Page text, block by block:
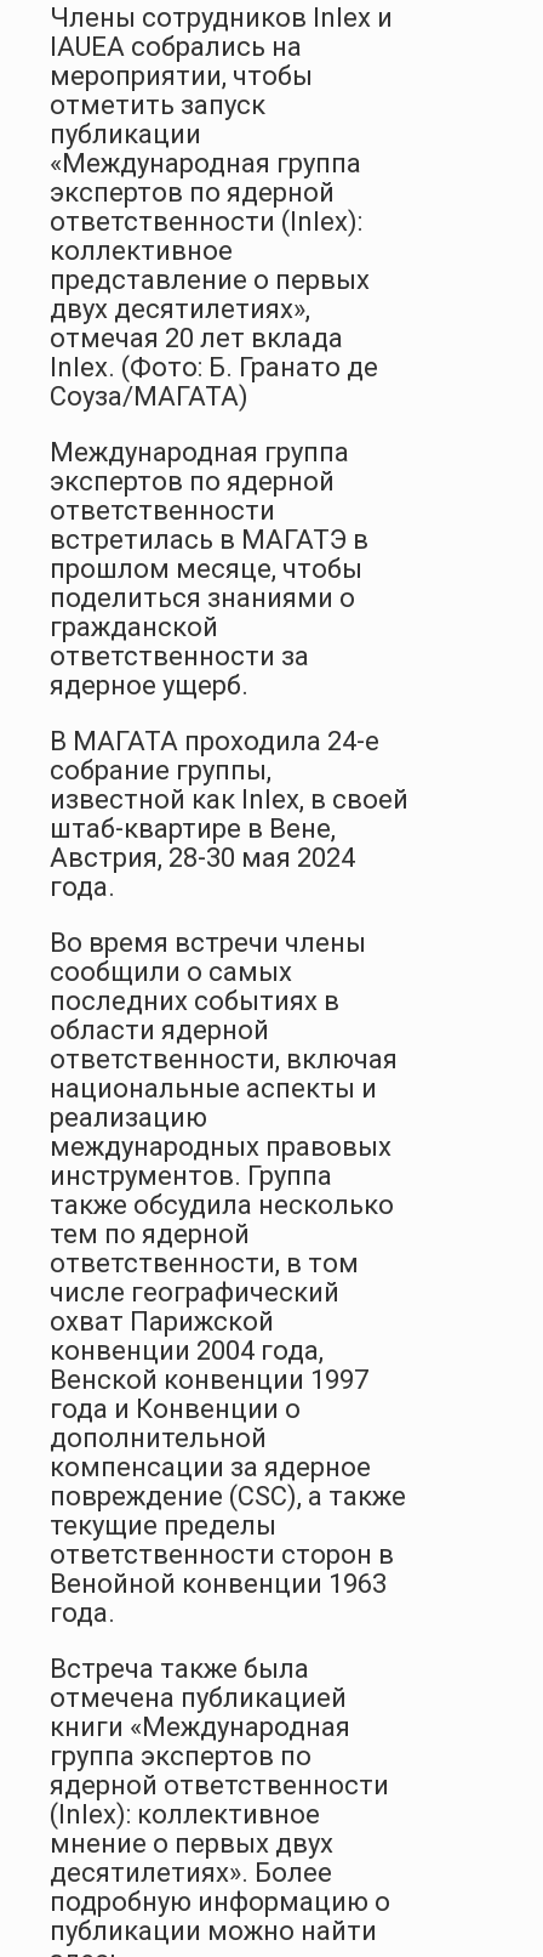
Члены сотрудников Inlex и
IAUEA собрались на
мероприятии, чтобы
отметить запуск
публикации
«Международная группа
экспертов по ядерной
ответственности (Inlex):
коллективное
представление о первых
двух десятилетиях»,
отмечая 20 лет вклада
Inlex. (Фото: Б. Гранато де
Соуза/МАГАТА)
Международная группа
экспертов по ядерной
ответственности
встретилась в МАГАТЭ в
прошлом месяце, чтобы
поделиться знаниями о
гражданской
ответственности за
ядерное ущерб.
В МАГАТА проходила 24-е
собрание группы,
известной как Inlex, в своей
штаб-квартире в Вене,
Австрия, 28-30 мая 2024
года.
Во время встречи члены
сообщили о самых
последних событиях в
области ядерной
ответственности, включая
национальные аспекты и
реализацию
международных правовых
инструментов. Группа
также обсудила несколько
тем по ядерной
ответственности, в том
числе географический
охват Парижской
конвенции 2004 года,
Венской конвенции 1997
года и Конвенции о
дополнительной
компенсации за ядерное
повреждение (CSC), а также
текущие пределы
ответственности сторон в
Венойной конвенции 1963
года.
Встреча также была
отмечена публикацией
книги «Международная
группа экспертов по
ядерной ответственности
(Inlex): коллективное
мнение о первых двух
десятилетиях». Более
подробную информацию о
публикации можно найти